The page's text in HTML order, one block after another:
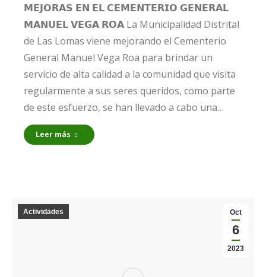
𝗠𝗘𝗝𝗢𝗥𝗔𝗦 𝗘𝗡 𝗘𝗟 𝗖𝗘𝗠𝗘𝗡𝗧𝗘𝗥𝗜𝗢 𝗚𝗘𝗡𝗘𝗥𝗔𝗟
𝗠𝗔𝗡𝗨𝗘𝗟 𝗩𝗘𝗚𝗔 𝗥𝗢𝗔 La Municipalidad Distrital
de Las Lomas viene mejorando el Cementerio
General Manuel Vega Roa para brindar un
servicio de alta calidad a la comunidad que visita
regularmente a sus seres queridos, como parte
de este esfuerzo, se han llevado a cabo una…
Leer más
Oct
6
2023
Actividades